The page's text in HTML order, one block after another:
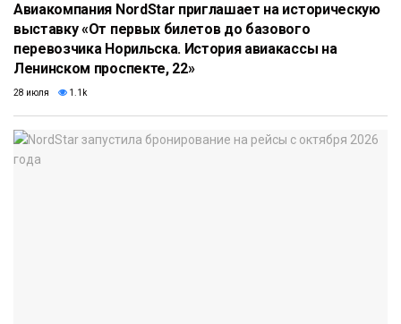
Авиакомпания NordStar приглашает на историческую
выставку «От первых билетов до базового
перевозчика Норильска. История авиакассы на
Ленинском проспекте, 22»
28 июля 1.1k